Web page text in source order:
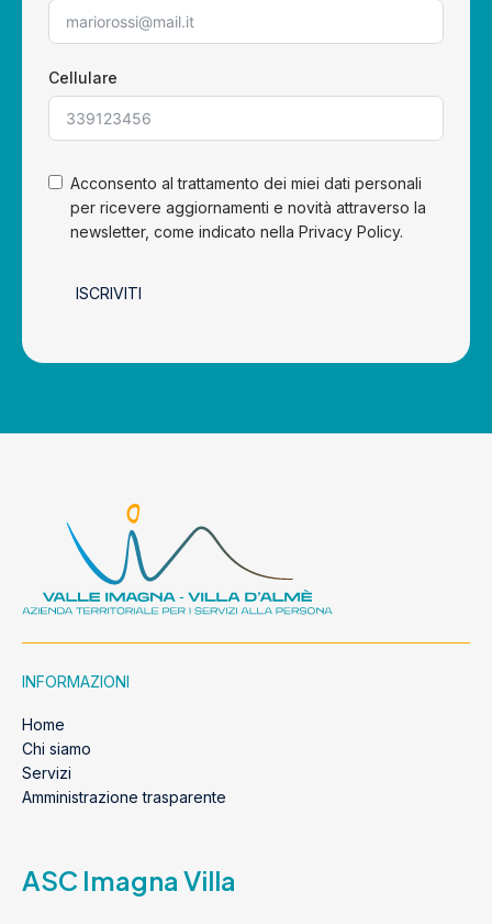
Cellulare
Acconsento al trattamento dei miei dati personali
per ricevere aggiornamenti e novità attraverso la
newsletter, come indicato nella Privacy Policy.
ISCRIVITI
INFORMAZIONI
Home
Chi siamo
Servizi
Amministrazione trasparente
ASC Imagna Villa